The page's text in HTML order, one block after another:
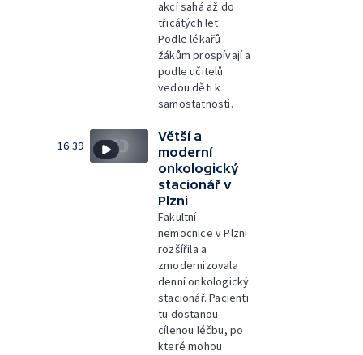
akcí sahá až do
třicátých let.
Podle lékařů
žákům prospívají a
podle učitelů
vedou děti k
samostatnosti.
16:39
Větší a
moderní
onkologický
stacionář v
Plzni
Fakultní
nemocnice v Plzni
rozšířila a
zmodernizovala
denní onkologický
stacionář. Pacienti
tu dostanou
cílenou léčbu, po
které mohou